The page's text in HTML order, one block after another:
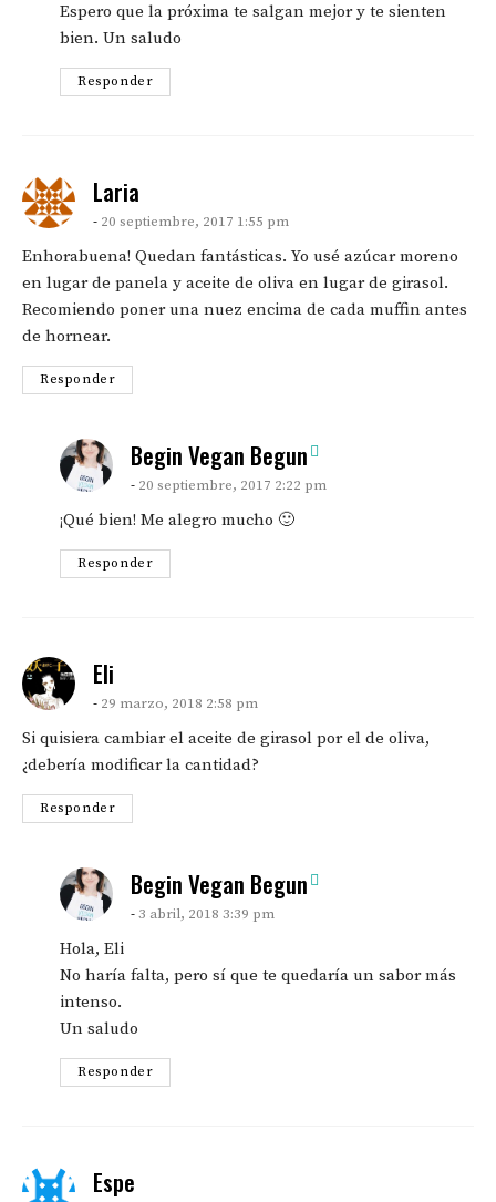
Espero que la próxima te salgan mejor y te sienten
bien. Un saludo
Responder
Laria
20 septiembre, 2017 1:55 pm
Enhorabuena! Quedan fantásticas. Yo usé azúcar moreno
en lugar de panela y aceite de oliva en lugar de girasol.
Recomiendo poner una nuez encima de cada muffin antes
de hornear.
Responder
Begin Vegan Begun
20 septiembre, 2017 2:22 pm
¡Qué bien! Me alegro mucho 🙂
Responder
Eli
29 marzo, 2018 2:58 pm
Si quisiera cambiar el aceite de girasol por el de oliva,
¿debería modificar la cantidad?
Responder
Begin Vegan Begun
3 abril, 2018 3:39 pm
Hola, Eli
No haría falta, pero sí que te quedaría un sabor más
intenso.
Un saludo
Responder
Espe